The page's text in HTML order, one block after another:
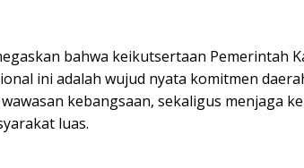
bahwa keikutsertaan Pemerintah
ini adalah wujud nyata komitmen
kebangsaan, sekaligus menjaga
luas.